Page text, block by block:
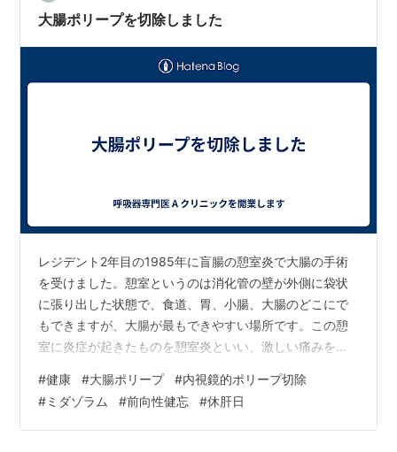
大腸ポリープを切除しました
レジデント2年目の1985年に盲腸の憩室炎で大腸の手術
を受けました。憩室というのは消化管の壁が外側に袋状
に張り出した状態で、食道、胃、小腸、大腸のどこにで
もできますが、大腸が最もできやすい場所です。この憩
室に炎症が起きたものを憩室炎といい、激しい痛みを伴
年にも日帰り旅行先で憩室炎を起こして、1泊入院旅行に
なってしまったことがありました。 憩室とは逆に腸の中
に飛び出す隆起性の病変がポリープです。以前からK総合
#健康 #大腸ポリープ #内視鏡的ポリープ切除
#ミダゾラム #前向性健忘 #休肝日